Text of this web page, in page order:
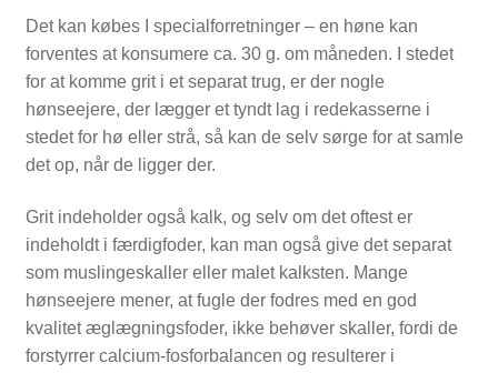
Det kan købes I specialforretninger – en høne kan
forventes at konsumere ca. 30 g. om måneden. I stedet
for at komme grit i et separat trug, er der nogle
hønseejere, der lægger et tyndt lag i redekasserne i
stedet for hø eller strå, så kan de selv sørge for at samle
det op, når de ligger der.
Grit indeholder også kalk, og selv om det oftest er
indeholdt i færdigfoder, kan man også give det separat
som muslingeskaller eller malet kalksten. Mange
hønseejere mener, at fugle der fodres med en god
kvalitet æglægningsfoder, ikke behøver skaller, fordi de
forstyrrer calcium-fosforbalancen og resulterer i